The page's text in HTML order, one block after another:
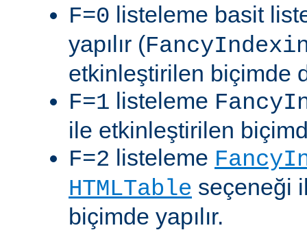
F=0 listeleme basit
yapılır (
etkinleştirilen biçimde
F=1 listeleme
ile etkinleştirilen
F=2 listeleme
HTMLTable seçeneği
biçimde yapılır.